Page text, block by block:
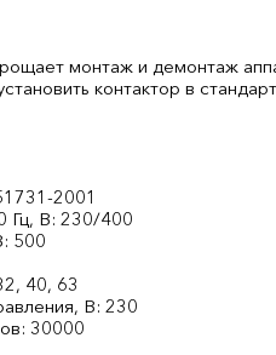
монтаж и демонтаж
контактор в
2001
Гц, В: 230/400
500
40, 63
В: 230
30000